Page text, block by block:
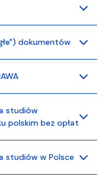
dokumentów
studiów
polskim bez opłat
studiów w Polsce